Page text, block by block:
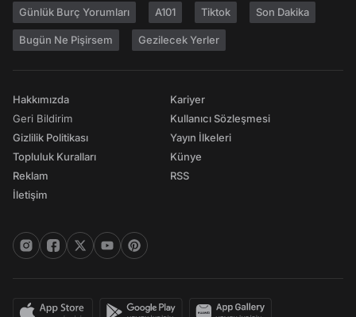
Günlük Burç Yorumları A101 Tiktok Son Dakika
Bugün Ne Pişirsem Gezilecek Yerler
Hakkımızda
Geri Bildirim
Gizlilik Politikası
Topluluk Kuralları
Reklam
İletişim
Kariyer
Kullanıcı Sözleşmesi
Yayın İlkeleri
Künye
RSS